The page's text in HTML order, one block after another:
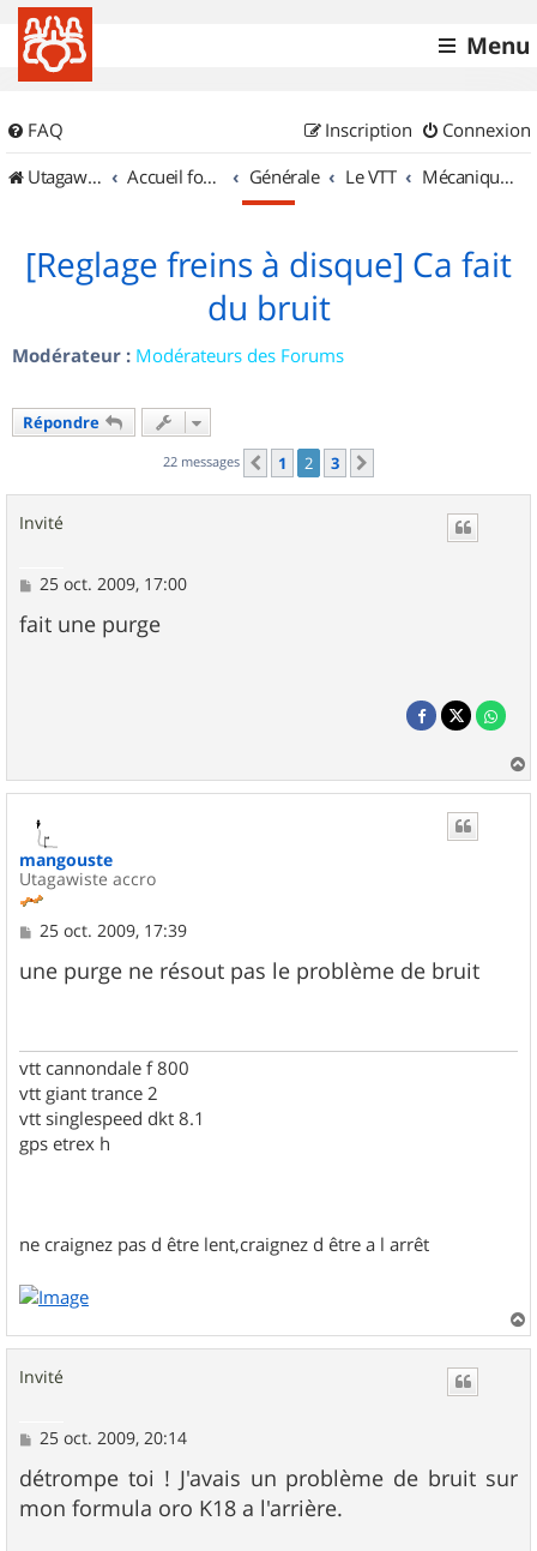
Menu
FAQ Connexion
Inscription
UtagawaVTT (Randos VTT et VTTAE avec traces GPS)
Accueil forum Générale Le VTT Mécanique et Entretiens
[Reglage freins à disque] Ca fait
du bruit
Modérateur : Modérateurs des Forums
Répondre
22 messages Précédent
1 2 3
Invité
M
s
s
25 oct. 2009, 17:00
fait une purge
a
mangouste
Utagawiste accro
M
s
s
25 oct. 2009, 17:39
une purge ne résout pas le problème de bruit
vtt cannondale f 800
vtt giant trance 2
vtt singlespeed dkt 8.1
gps etrex h
ne craignez pas d être lent,craignez d être a l arrêt
a
Invité
M
s
s
a
25 oct. 2009, 20:14
détrompe toi ! J'avais un problème de bruit sur
mon formula oro K18 a l'arrière.